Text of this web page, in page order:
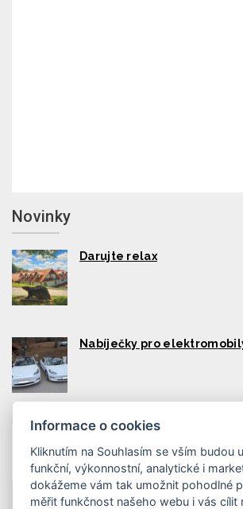
Novinky
Darujte relax
Nabíječky pro
Qerko v restauraci, qerko
Informace o cookies
Kliknutím na Souhlasím se vším budou
funkční, výkonnostní, analytické i
dokážeme vám tak umožnit pohodlné
měřit funkčnost našeho webu i vás cílit